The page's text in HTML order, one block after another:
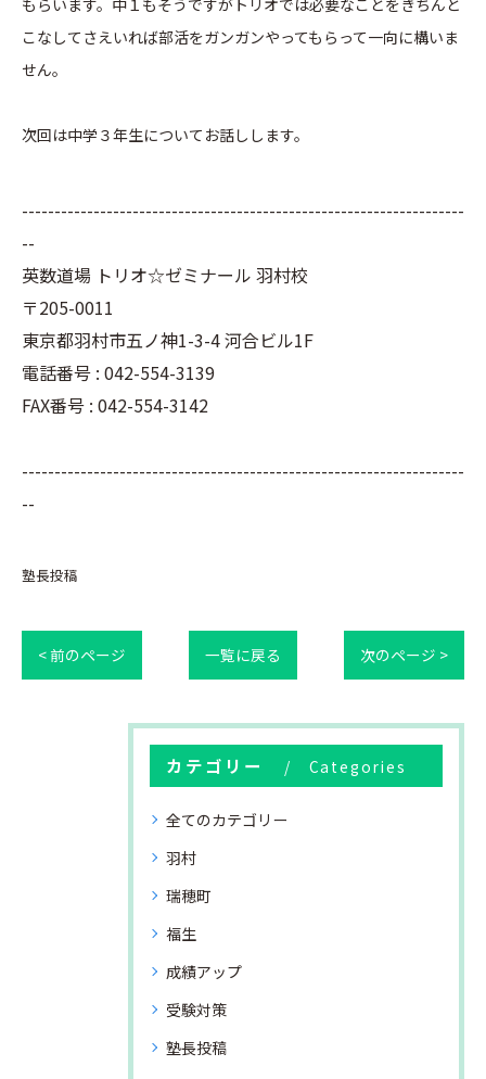
もらいます。中１もそうですがトリオでは必要なことをきちんと
こなしてさえいれば部活をガンガンやってもらって一向に構いま
せん。
次回は中学３年生についてお話しします。
--------------------------------------------------------------------
--
英数道場 トリオ☆ゼミナール 羽村校
〒205-0011
東京都羽村市五ノ神1-3-4 河合ビル1F
電話番号 : 042-554-3139
FAX番号 : 042-554-3142
--------------------------------------------------------------------
--
塾長投稿
< 前のページ 一覧に戻る 次のページ >
カテゴリー Categories
全てのカテゴリー
羽村
瑞穂町
福生
成績アップ
受験対策
塾長投稿